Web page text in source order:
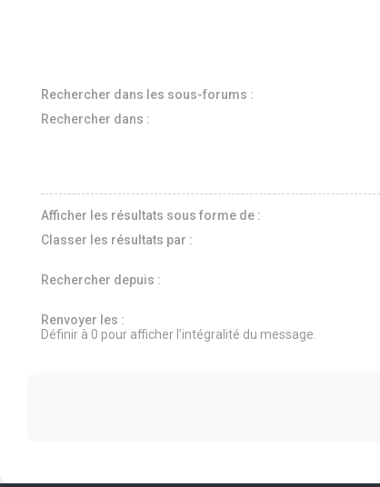
Rechercher dans les sous-forums :
Rechercher dans :
Afficher les résultats sous forme de :
Classer les résultats par :
Rechercher depuis :
Renvoyer les :
Définir à 0 pour afficher l’intégralité du message.